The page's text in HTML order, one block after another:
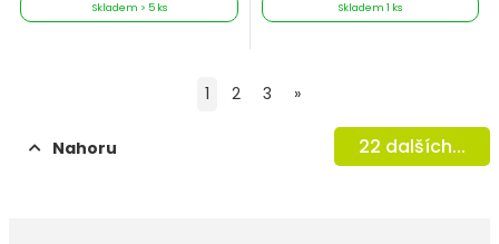
Skladem > 5 ks Skladem 1 ks
Nahoru
1 2 3 »
22 dalších...